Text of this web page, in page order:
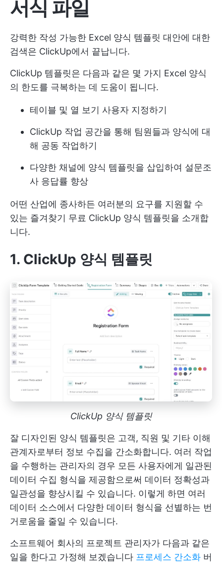
서식 파일
강력한 작성 가능한 Excel 양식 템플릿 대안에 대한
검색은 ClickUp에서 끝납니다.
ClickUp 템플릿은 다음과 같은 몇 가지 Excel 양식
의 한도를 극복하는 데 도움이 됩니다.
테이블 및 열 보기 사용자 지정하기
ClickUp 작업 공간을 통해 팀원들과 양식에 대
해 공동 작업하기
다양한 채널에 양식 템플릿을 삽입하여 설문조
사 응답률 향상
어떤 산업에 종사하든 여러분의 요구를 지원할 수
있는 즐겨찾기 무료 ClickUp 양식 템플릿을 소개합
니다.
1. ClickUp 양식 템플릿
ClickUp 양식 템플릿
잘 디자인된 양식 템플릿은 고객, 직원 및 기타 이해
관계자로부터 정보 수집을 간소화합니다. 여러 작업
을 수행하는 관리자의 경우 모든 사용자에게 일관된
데이터 수집 형식을 제공함으로써 데이터 정확성과
일관성을 향상시킬 수 있습니다. 이렇게 하면 여러
데이터 소스에서 다양한 데이터 형식을 선별하는 번
거로움을 줄일 수 있습니다.
소프트웨어 회사의 프로젝트 관리자가 다음과 같은
일을 한다고 가정해 보겠습니다 프로세스 간소화 버